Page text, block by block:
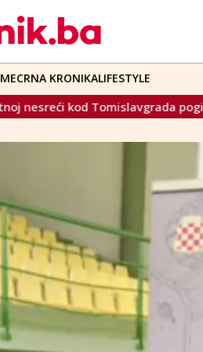
CRNA KRONIKALIFESTYLE
poginuo 19-godišnjak